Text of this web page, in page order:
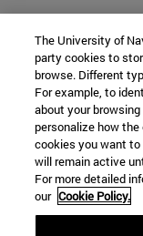
The University of
party cookies to
browse. Different
For example, to
about your
personalize how
cookies you want
will remain active
For more detailed
our Cookie Policy.